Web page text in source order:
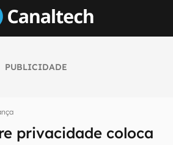
PUBLICIDADE
privacidade coloca
sobre tecnologia em primeira